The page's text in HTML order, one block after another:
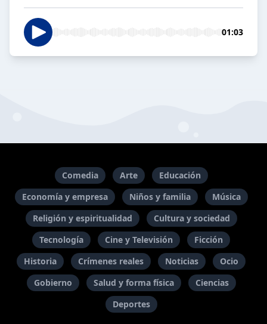
01:03
Comedia Arte
Educación
Economía y empresa
Niños y familia
Música
Religión y espiritualidad
Cultura y sociedad
Tecnología
Cine y Televisión
Ficción
Historia
Crímenes reales Noticias
Ocio
Gobierno
Salud y forma física
Ciencias
Deportes